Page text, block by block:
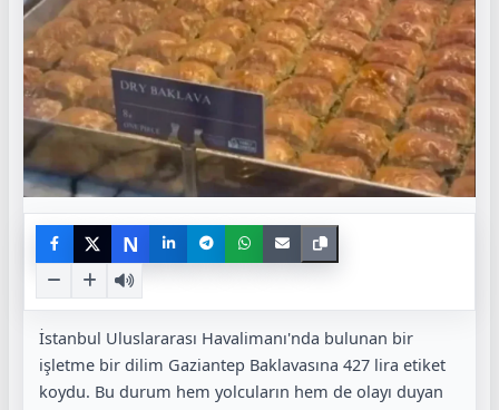
N
İstanbul Uluslararası Havalimanı'nda bulunan bir
işletme bir dilim Gaziantep Baklavasına 427 lira etiket
koydu. Bu durum hem yolcuların hem de olayı duyan